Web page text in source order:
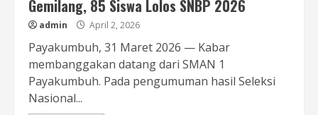
Gemilang, 85 Siswa Lolos SNBP 2026
admin April 2, 2026
Payakumbuh, 31 Maret 2026 — Kabar
membanggakan datang dari SMAN 1
Payakumbuh. Pada pengumuman hasil Seleksi
Nasional...